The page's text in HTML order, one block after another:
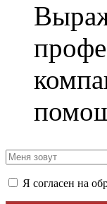
Я согласен на